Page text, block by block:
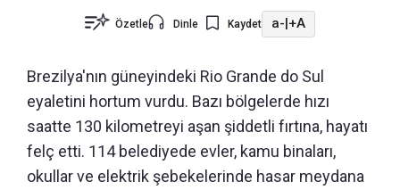
Özetle Dinle Kaydet a-|+A
Brezilya'nın güneyindeki Rio Grande do Sul
eyaletini hortum vurdu. Bazı bölgelerde hızı
saatte 130 kilometreyi aşan şiddetli fırtına, hayatı
felç etti. 114 belediyede evler, kamu binaları,
okullar ve elektrik şebekelerinde hasar meydana